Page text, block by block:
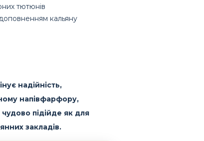
тютюнів
кальяну
надійність,
напівфарфору,
чудово підійде як для
закладів.